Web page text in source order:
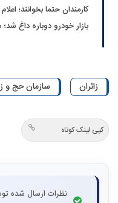
کارمندان حتما بخوانند؛
بازار خودرو دوباره داغ
زائران سازمان حج و
کپی لینک کوتاه
نظرات ارسال شده